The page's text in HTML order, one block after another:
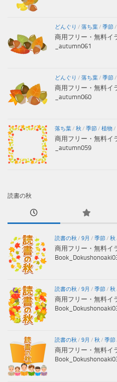
どんぐり / 落ち葉/ 季節/
商用フリー・無料イ
_autumn061
どんぐり / 落ち葉/ 季節/
商用フリー・無料イ
_autumn060
落ち葉/ 秋 / 季節/ 植物/
商用フリー・無料イ
_autumn059
読書の秋
読書の秋 / 9月 / 季節/ 秋
商用フリー・無料イ
読書の秋 / 9月 / 季節/ 秋
商用フリー・無料イ
読書の秋 / 9月 / 秋 / 季節
商用フリー・無料イ